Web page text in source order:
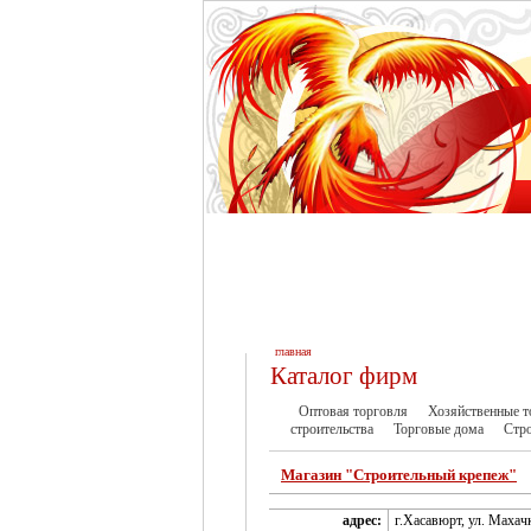
главная
Каталог фирм
Оптовая торговля Хозяйственные
строительства
Торговые дома
Магазин "Строительный крепеж"
адрес: г.Хасавюрт, ул.